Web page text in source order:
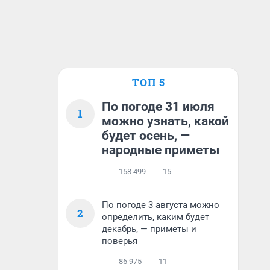
ТОП 5
1
По погоде 31 июля
можно узнать, какой
будет осень, —
народные приметы
158 499 15
2
По погоде 3 августа можно
определить, каким будет
декабрь, — приметы и
поверья
86 975 11